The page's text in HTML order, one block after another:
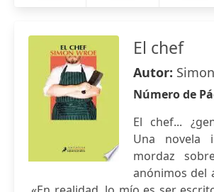
El chef
Autor:
Número de
El chef...
Una novela
mordaz
anónimos del